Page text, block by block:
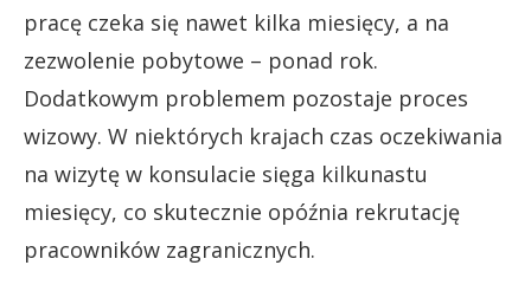
pracę czeka się nawet kilka miesięcy, a na
zezwolenie pobytowe – ponad rok.
Dodatkowym problemem pozostaje proces
wizowy. W niektórych krajach czas oczekiwania
na wizytę w konsulacie sięga kilkunastu
miesięcy, co skutecznie opóźnia rekrutację
pracowników zagranicznych.